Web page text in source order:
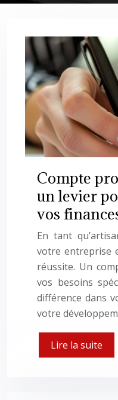
Compte
un levier
vos
En tant
votre entreprise
réussite. Un
vos besoins
différence dans
votre
Lire la suite